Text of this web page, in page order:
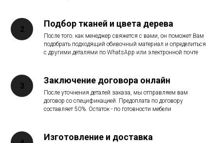
Подбор тканей и цвета дерева
После того. как менеджер свяжется с вами, он поможет Вам
подобрать подходящий обивочный материал и определиться
с другими деталями по WhatsApp или электронной почте
Заключение договора онлайн
После уточнения деталей заказа, мы отправляем вам
договор со спецификацией. Предоплата по договору
составляет 50%. Остаток - по готовности мебели
Изготовление и доставка